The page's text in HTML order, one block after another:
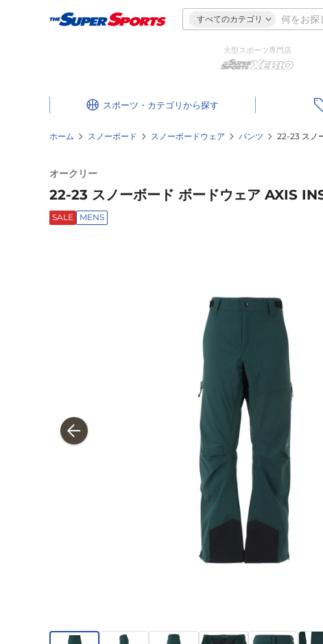
すべてのカテゴリ
大型スポーツ専門店
スポーツ・カテゴリ
ホーム スノーボード スノーボードウェア パンツ 22-23 スノ
オークリー
22-23 スノーボード ボードウェア AXIS
SALE MENS